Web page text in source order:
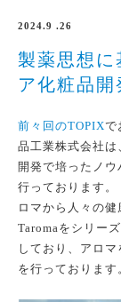
2024.9 .26
製薬思想に
ア化粧品開
前々回のTOPIXで
品工業株式会社
開発で培ったノ
行っております
ロマから人々の
Taromaをシリー
しており、アロ
を行っております